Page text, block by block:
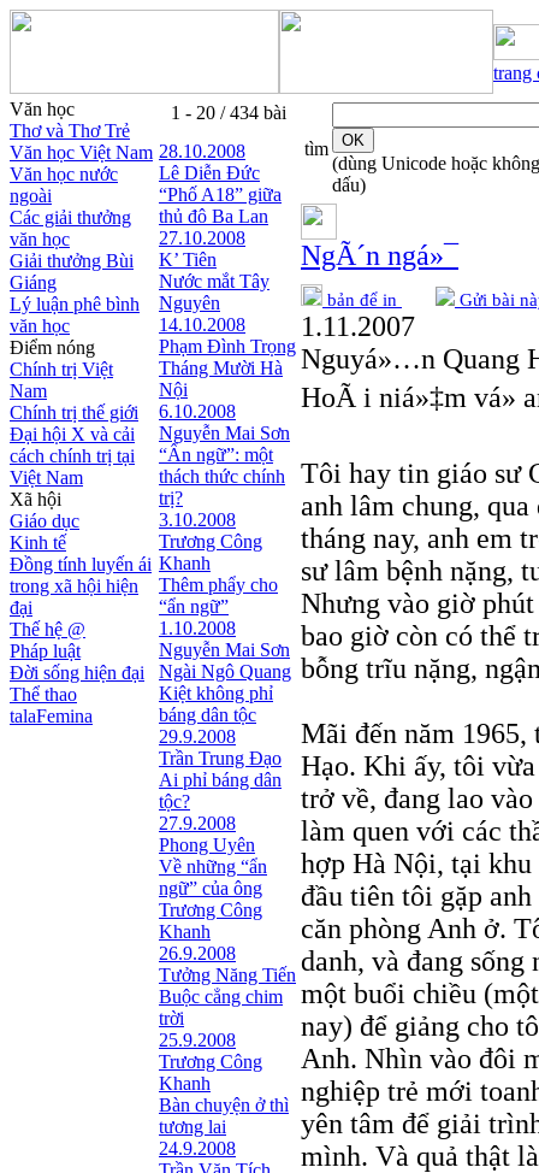
trang
Văn học
Thơ và Thơ Trẻ
Văn học Việt Nam
Văn học nước
ngoài
Các giải thưởng
văn học
Giải thưởng Bùi
Giáng
Lý luận phê bình
văn học
Điểm nóng
Chính trị Việt
Nam
Chính trị thế giới
Đại hội X và cải
cách chính trị tại
Việt Nam
Xã hội
Giáo dục
Kinh tế
Đồng tính luyến ái
trong xã hội hiện
đại
Thế hệ @
Pháp luật
Đời sống hiện đại
Thể thao
talaFemina
1 - 20 / 434 bài
28.10.2008
Lê Diễn Đức
“Phố A18” giữa
thủ đô Ba Lan
27.10.2008
K’ Tiên
Nước mắt Tây
Nguyên
14.10.2008
Phạm Đình Trọng
Tháng Mười Hà
Nội
6.10.2008
Nguyễn Mai Sơn
“Ẩn ngữ”: một
thách thức chính
trị?
3.10.2008
Trương Công
Khanh
Thêm phẩy cho
“ẩn ngữ”
1.10.2008
Nguyễn Mai Sơn
Ngài Ngô Quang
Kiệt không phỉ
báng dân tộc
29.9.2008
Trần Trung Đạo
Ai phỉ báng dân
tộc?
27.9.2008
Phong Uyên
Về những “ẩn
ngữ” của ông
Trương Công
Khanh
26.9.2008
Tưởng Năng Tiến
Buộc cẳng chim
trời
25.9.2008
Trương Công
Khanh
Bàn chuyện ở thì
tương lai
24.9.2008
tìm
(dùng Unicode hoặc không
dấu)
NgÃ´n ngá»¯
bản để in Gửi bài
1.11.2007
Nguyá»…n Quang
HoÃ i niá»‡m vá»
Tôi hay tin giáo sư
anh lâm chung,
tháng nay, anh em
sư lâm bệnh nặng,
Nhưng vào giờ
bao giờ còn có thể
bỗng trĩu nặng,
Mãi đến năm
Hạo. Khi ấy, tôi
trở về, đang lao
làm quen với các
hợp Hà Nội, tại
đầu tiên tôi gặp
căn phòng Anh ở.
danh, và đang
một buổi chiều
nay) để giảng cho
Anh. Nhìn vào đôi
nghiệp trẻ mới
yên tâm để giải
mình. Và quả thật